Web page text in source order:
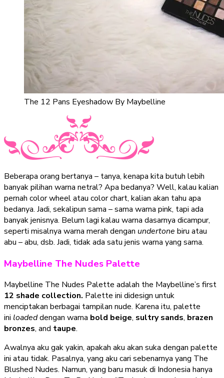
The 12 Pans Eyeshadow By Maybelline
Beberapa orang bertanya – tanya, kenapa kita butuh lebih
banyak pilihan warna netral? Apa bedanya? Well, kalau kalian
pernah color wheel atau color chart, kalian akan tahu apa
bedanya. Jadi, sekalipun sama – sama warna pink, tapi ada
banyak jenisnya. Belum lagi kalau warna dasarnya dicampur,
seperti misalnya warna merah dengan undertone biru atau
abu – abu, dsb. Jadi, tidak ada satu jenis warna yang sama.
Maybelline The Nudes Palette
Maybelline The Nudes Palette adalah the Maybelline’s first
12 shade collection. Palette ini didesign untuk
menciptakan berbagai tampilan nude. Karena itu, palette
ini loadeddengan warna bold beige, sultry sands, brazen
bronzes, and taupe.
Awalnya aku gak yakin, apakah aku akan suka dengan palette
ini atau tidak. Pasalnya, yang aku cari sebenarnya yang The
Blushed Nudes. Namun, yang baru masuk di Indonesia hanya